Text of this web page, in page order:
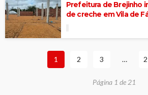
Prefeitura de Brejinho
de creche em Vila de
1 2 3 …
Página 1 de 21